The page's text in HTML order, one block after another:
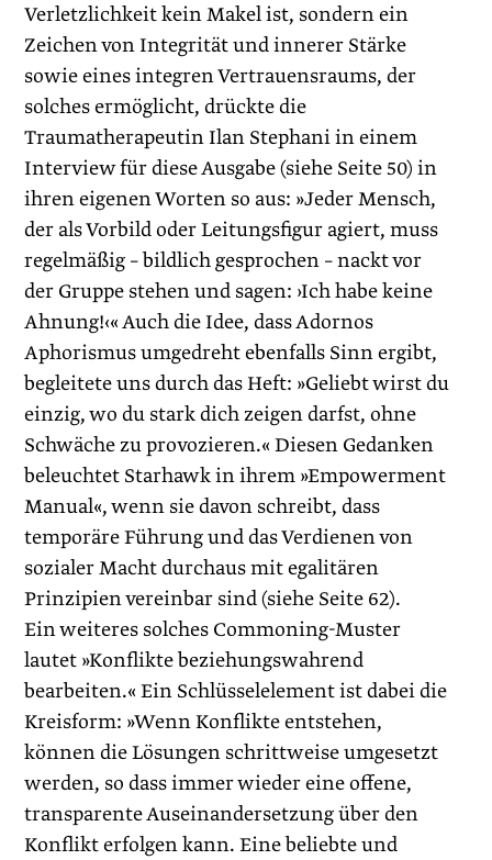
Verletzlichkeit kein Makel ist, sondern ein
Zeichen von Integrität und innerer Stärke
sowie eines integren Vertrauensraums, der
solches ermöglicht, drückte die
Traumatherapeutin Ilan Stephani in einem
Interview für diese Ausgabe (siehe Seite 50) in
ihren eigenen Worten so aus: »Jeder Mensch,
der als Vorbild oder Leitungsfigur agiert, muss
regelmäßig – bildlich gesprochen – nackt vor
der Gruppe stehen und sagen: ›Ich habe keine
Ahnung!‹« Auch die Idee, dass Adornos
Aphorismus umgedreht ebenfalls Sinn ergibt,
begleitete uns durch das Heft: »Geliebt wirst du
einzig, wo du stark dich zeigen darfst, ohne
Schwäche zu provozieren.« Diesen Gedanken
beleuchtet Starhawk in ihrem »Empowerment
Manual«, wenn sie davon schreibt, dass
temporäre Führung und das Verdienen von
sozialer Macht durchaus mit egalitären
Prinzipien vereinbar sind (siehe Seite 62).
Ein weiteres solches Commoning-Muster
lautet »Konflikte beziehungswahrend
bearbeiten.« Ein Schlüsselelement ist dabei die
Kreisform: »Wenn Konflikte entstehen,
können die Lösungen schrittweise umgesetzt
werden, so dass immer wieder eine offene,
transparente Auseinandersetzung über den
Konflikt erfolgen kann. Eine beliebte und